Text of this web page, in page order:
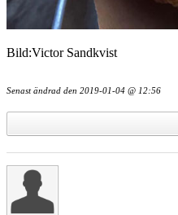
Bild:Victor Sandkvist
Senast ändrad den 2019-01-04 @ 12:56